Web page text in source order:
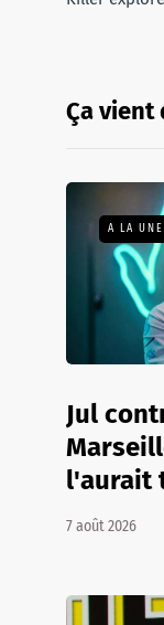
Ça vient
A LA UNE
Jul
l'aurait
7 août 2026